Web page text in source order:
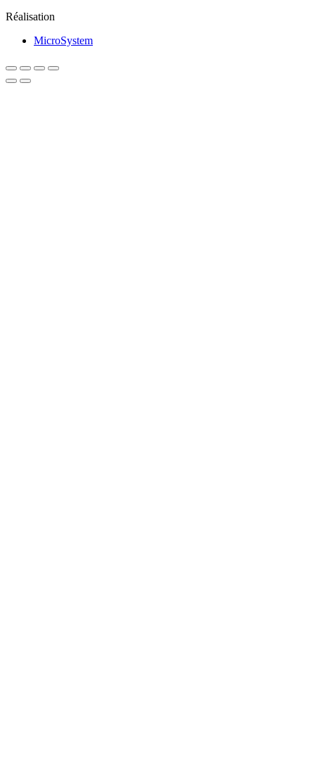
Réalisation
MicroSystem